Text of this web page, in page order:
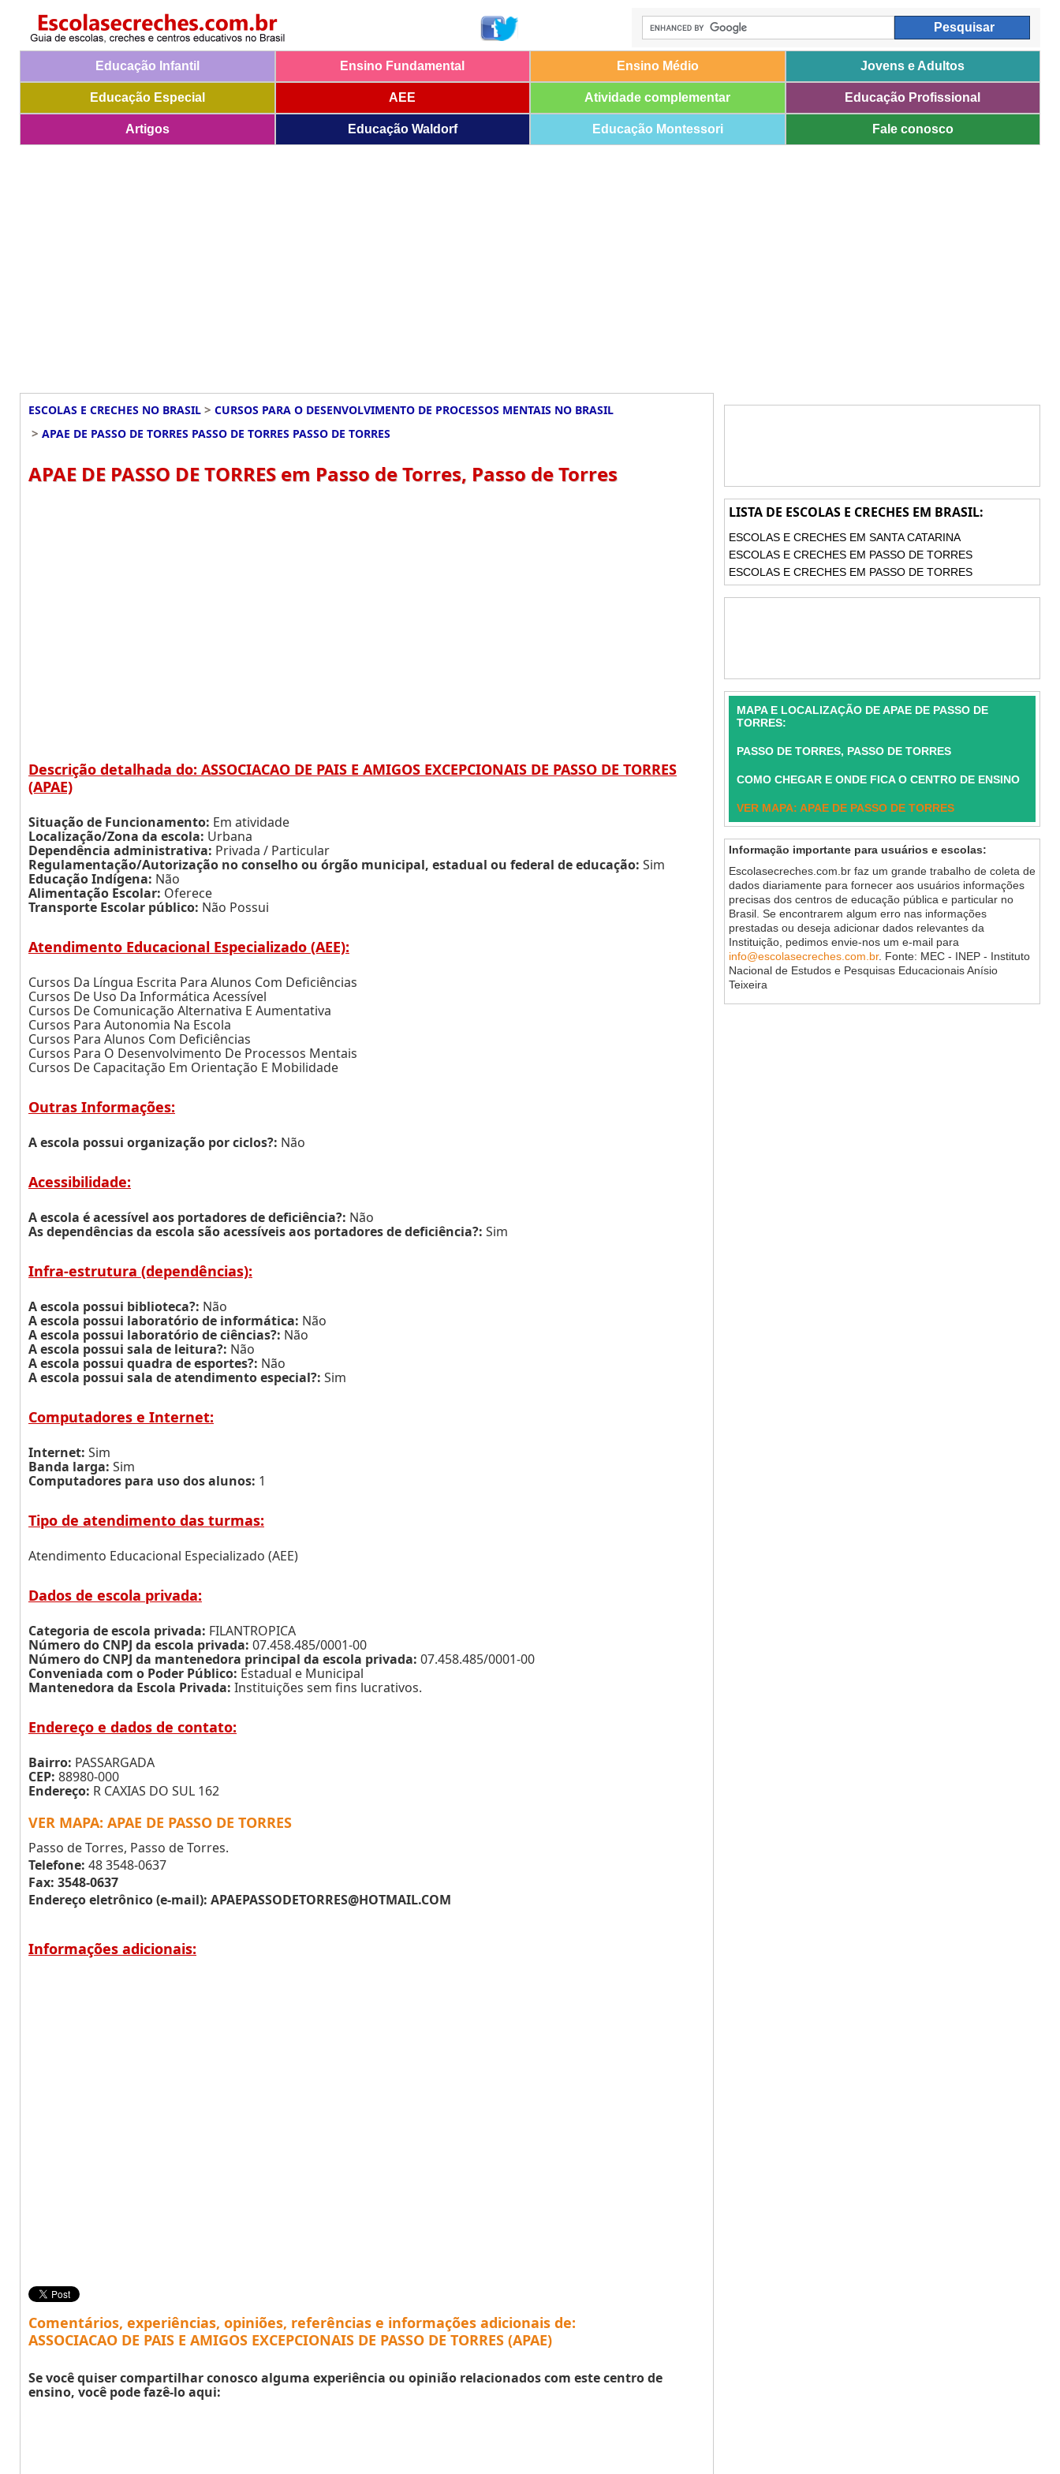
Educação Infantil Ensino Fundamental Ensino Médio Jovens e Adultos
Educação Especial AEE Atividade complementar Educação Profissional
Artigos Educação Waldorf Educação Montessori Fale conosco
ESCOLAS E CRECHES NO BRASIL > CURSOS PARA O DESENVOLVIMENTO DE PROCESSOS MENTAIS NO BRASIL
> APAE DE PASSO DE TORRES PASSO DE TORRES PASSO DE TORRES
APAE DE PASSO DE TORRES em Passo de Torres, Passo de Torres
Descrição detalhada do: ASSOCIACAO DE PAIS E AMIGOS EXCEPCIONAIS DE PASSO DE TORRES
(APAE)
Situação de Funcionamento: Em atividade
Localização/Zona da escola: Urbana
Dependência administrativa: Privada / Particular
Regulamentação/Autorização no conselho ou órgão municipal, estadual ou federal de educação: Sim
Educação Indígena: Não
Alimentação Escolar: Oferece
Transporte Escolar público: Não Possui
Atendimento Educacional Especializado (AEE):
Cursos Da Língua Escrita Para Alunos Com Deficiências
Cursos De Uso Da Informática Acessível
Cursos De Comunicação Alternativa E Aumentativa
Cursos Para Autonomia Na Escola
Cursos Para Alunos Com Deficiências
Cursos Para O Desenvolvimento De Processos Mentais
Cursos De Capacitação Em Orientação E Mobilidade
Outras Informações:
A escola possui organização por ciclos?: Não
Acessibilidade:
A escola é acessível aos portadores de deficiência?: Não
As dependências da escola são acessíveis aos portadores de deficiência?: Sim
Infra-estrutura (dependências):
A escola possui biblioteca?: Não
A escola possui laboratório de informática: Não
A escola possui laboratório de ciências?: Não
A escola possui sala de leitura?: Não
A escola possui quadra de esportes?: Não
A escola possui sala de atendimento especial?: Sim
Computadores e Internet:
Internet: Sim
Banda larga: Sim
Computadores para uso dos alunos: 1
Tipo de atendimento das turmas:
Atendimento Educacional Especializado (AEE)
Dados de escola privada:
Categoria de escola privada: FILANTROPICA
Número do CNPJ da escola privada: 07.458.485/0001-00
Número do CNPJ da mantenedora principal da escola privada: 07.458.485/0001-00
Conveniada com o Poder Público: Estadual e Municipal
Mantenedora da Escola Privada: Instituições sem fins lucrativos.
Endereço e dados de contato:
Bairro: PASSARGADA
CEP: 88980-000
Endereço: R CAXIAS DO SUL 162
VER MAPA: APAE DE PASSO DE TORRES
Passo de Torres, Passo de Torres.
Telefone: 48 3548-0637
Fax: 3548-0637
Endereço eletrônico (e-mail): APAEPASSODETORRES@HOTMAIL.COM
Informações adicionais:
Comentários, experiências, opiniões, referências e informações adicionais de:
ASSOCIACAO DE PAIS E AMIGOS EXCEPCIONAIS DE PASSO DE TORRES (APAE)
Se você quiser compartilhar conosco alguma experiência ou opinião relacionados com este centro de
ensino, você pode fazê-lo aqui:
LISTA DE ESCOLAS E CRECHES EM BRASIL:
ESCOLAS E CRECHES EM SANTA CATARINA
ESCOLAS E CRECHES EM PASSO DE TORRES
ESCOLAS E CRECHES EM PASSO DE TORRES
MAPA E LOCALIZAÇÃO DE APAE DE PASSO DE
TORRES:
PASSO DE TORRES, PASSO DE TORRES
COMO CHEGAR E ONDE FICA O CENTRO DE ENSINO
VER MAPA: APAE DE PASSO DE TORRES
Informação importante para usuários e escolas:
Escolasecreches.com.br faz um grande trabalho de coleta de
dados diariamente para fornecer aos usuários informações
precisas dos centros de educação pública e particular no
Brasil. Se encontrarem algum erro nas informações
prestadas ou deseja adicionar dados relevantes da
Instituição, pedimos envie-nos um e-mail para
info@escolasecreches.com.br. Fonte: MEC - INEP - Instituto
Nacional de Estudos e Pesquisas Educacionais Anísio
Teixeira